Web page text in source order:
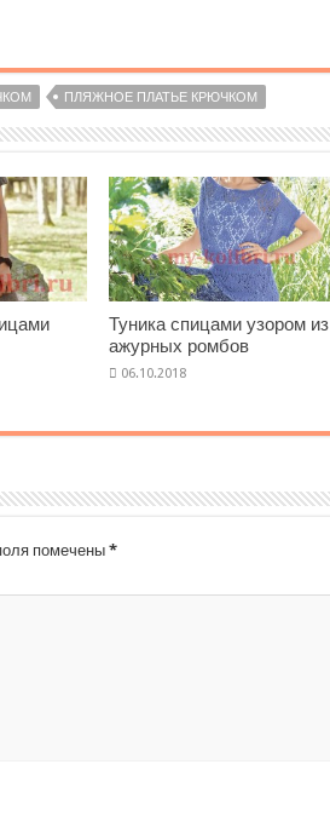
ПЛЯЖНОЕ ПЛАТЬЕ КРЮЧКОМ
Туника спицами узором из
ажурных ромбов
помечены*